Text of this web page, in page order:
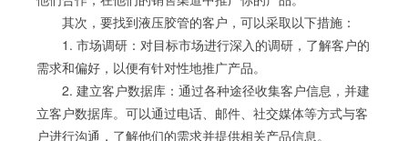
其次，要找到液压胶管的客户，可以采取以下措施：
1. 市场调研：对目标市场进行深入的调研，了解客户的
需求和偏好，以便有针对性地推广产品。
2. 建立客户数据库：通过各种途径收集客户信息，并建
立客户数据库。可以通过电话、邮件、社交媒体等方式与客
户进行沟通，了解他们的需求并提供相关产品信息。